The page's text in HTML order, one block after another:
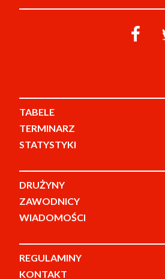
TABELE
TERMINARZ
STATYSTYKI
DRUŻYNY
ZAWODNICY
WIADOMOŚCI
REGULAMINY
KONTAKT